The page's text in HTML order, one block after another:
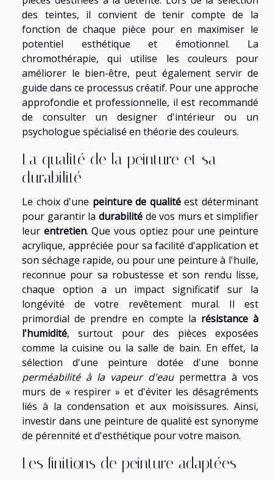
des teintes, il convient de tenir compte de la
fonction de chaque pièce pour en maximiser le
potentiel esthétique et émotionnel. La
chromothérapie, qui utilise les couleurs pour
améliorer le bien-être, peut également servir de
guide dans ce processus créatif. Pour une approche
approfondie et professionnelle, il est recommandé
de consulter un designer d'intérieur ou un
psychologue spécialisé en théorie des couleurs.
La qualité de la peinture et sa
durabilité
Le choix d'une peinture de qualitéest déterminant
pour garantir la durabilitéde vos murs et simplifier
leur entretien. Que vous optiez pour une peinture
acrylique, appréciée pour sa facilité d'application et
son séchage rapide, ou pour une peinture à l'huile,
reconnue pour sa robustesse et son rendu lisse,
chaque option a un impact significatif sur la
longévité de votre revêtement mural. Il est
primordial de prendre en compte la résistance à
l'humidité, surtout pour des pièces exposées
comme la cuisine ou la salle de bain. En effet, la
sélection d'une peinture dotée d'une bonne
perméabilité à la vapeur d'eaupermettra à vos
murs de « respirer » et d'éviter les désagréments
liés à la condensation et aux moisissures. Ainsi,
investir dans une peinture de qualité est synonyme
de pérennité et d'esthétique pour votre maison.
Les finitions de peinture adaptées